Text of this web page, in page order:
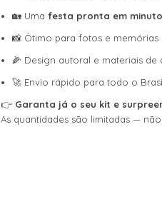
🏡 Uma festa pronta em
📸 Ótimo para fotos e memórias
🌽 Design autoral e materiais
🚀 Envio rápido para todo o
👉 Garanta já o seu kit e
As quantidades são limitadas —